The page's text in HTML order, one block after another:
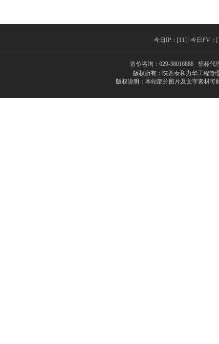
今日IP：[11] | 今日PV：
造价咨询：029-38016888 招标代
版权所有：陕西泰和力华工程管
版权说明：本站部分图片及文字素材